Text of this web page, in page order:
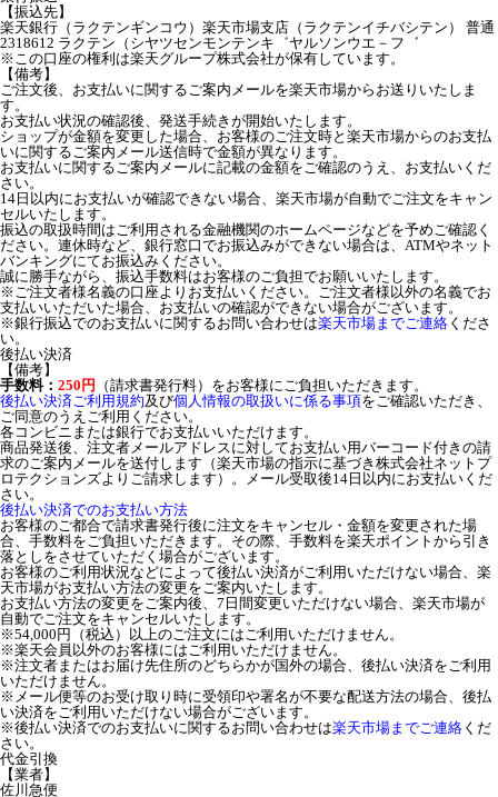
【振込先】
楽天銀行（ラクテンギンコウ）楽天市場支店（ラクテンイチバシテン） 普通
2318612 ラクテン（シヤツセンモンテンキ゛ヤルソンウエ－フ゛
※この口座の権利は楽天グループ株式会社が保有しています。
【備考】
ご注文後、お支払いに関するご案内メールを楽天市場からお送りいたしま
す。
お支払い状況の確認後、発送手続きが開始いたします。
ショップが金額を変更した場合、お客様のご注文時と楽天市場からのお支払
いに関するご案内メール送信時で金額が異なります。
お支払いに関するご案内メールに記載の金額をご確認のうえ、お支払いくだ
さい。
14日以内にお支払いが確認できない場合、楽天市場が自動でご注文をキャン
セルいたします。
振込の取扱時間はご利用される金融機関のホームページなどを予めご確認く
ださい。連休時など、銀行窓口でお振込みができない場合は、ATMやネット
バンキングにてお振込みください。
誠に勝手ながら、振込手数料はお客様のご負担でお願いいたします。
※ご注文者様名義の口座よりお支払いください。ご注文者様以外の名義でお
支払いいただいた場合、お支払いの確認ができない場合がございます。
※銀行振込でのお支払いに関するお問い合わせは楽天市場までご連絡 くださ
い。
後払い決済
【備考】
手数料： 250円
（請求書発行料）をお客様にご負担いただきます。
後払い決済ご利用規約及び個人情報の取扱いに係る事項をご確認いただき、
ご同意のうえご利用ください。
各コンビニまたは銀行でお支払いいただけます。
商品発送後、注文者メールアドレスに対してお支払い用バーコード付きの請
求のご案内メールを送付します（楽天市場の指示に基づき株式会社ネットプ
ロテクションズよりご請求します）。メール受取後14日以内にお支払いくだ
さい。
後払い決済でのお支払い方法
お客様のご都合で請求書発行後に注文をキャンセル・金額を変更された場
合、手数料をご負担いただきます。その際、手数料を楽天ポイントから引き
落としをさせていただく場合がございます。
お客様のご利用状況などによって後払い決済がご利用いただけない場合、楽
天市場がお支払い方法の変更をご案内いたします。
お支払い方法の変更をご案内後、7日間変更いただけない場合、楽天市場が
自動でご注文をキャンセルいたします。
※54,000円（税込）以上のご注文にはご利用いただけません。
※楽天会員以外のお客様にはご利用いただけません。
※注文者またはお届け先住所のどちらかが国外の場合、後払い決済をご利用
いただけません。
※メール便等のお受け取り時に受領印や署名が不要な配送方法の場合、後払
い決済をご利用いただけない場合がございます。
※後払い決済でのお支払いに関するお問い合わせは楽天市場までご連絡 くだ
さい。
代金引換
【業者】
佐川急便